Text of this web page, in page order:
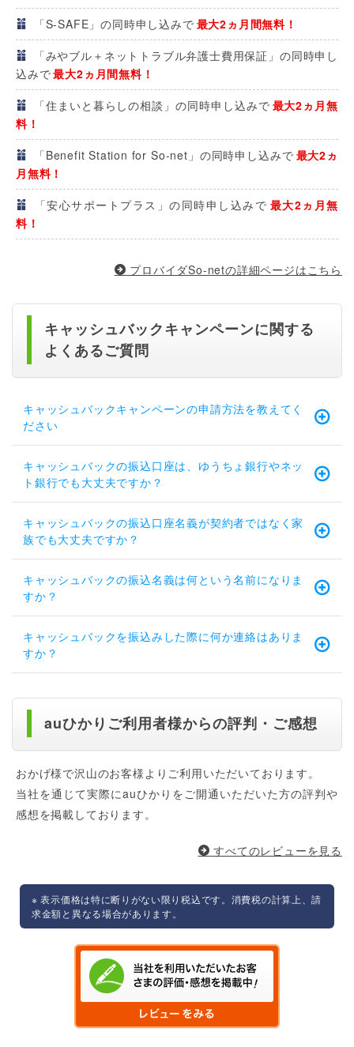
「S-SAFE」の同時申し込みで 最大2ヵ月間無料！
「みやブル＋ネットトラブル弁護士費用保証」の同時申し
込みで最大2ヵ月間無料！
「住まいと暮らしの相談」の同時申し込みで 最大2ヵ月無
料！
「Benefit Station for So-net」の同時申し込みで 最大2ヵ
月無料！
「安心サポートプラス」の同時申し込みで 最大2ヵ月無
料！
プロバイダSo-netの詳細ページはこちら
キャッシュバックキャンペーンに関する
よくあるご質問
キャッシュバックキャンペーンの申請方法を教えてく
ださい
キャッシュバックの振込口座は、ゆうちょ銀行やネッ
ト銀行でも大丈夫ですか？
キャッシュバックの振込口座名義が契約者ではなく家
族でも大丈夫ですか？
キャッシュバックの振込名義は何という名前になりま
すか？
キャッシュバックを振込みした際に何か連絡はありま
すか？
auひかりご利用者様からの評判・ご感想
おかげ様で沢山のお客様よりご利用いただいております。
当社を通じて実際にauひかりをご開通いただいた方の評判や
感想を掲載しております。
すべてのレビューを見る
※ 表示価格は特に断りがない限り税込です。消費税の計算上、請
求金額と異なる場合があります。